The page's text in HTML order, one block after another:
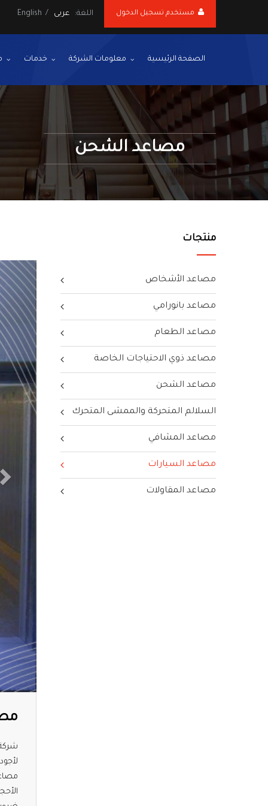
اللغة: عربى /
English
الصفحة الرئيسية معلومات الشركة خدمات
مصاعد الشحن
منتجات
مصاعد الأشخاص
مصاعد بانورامي
مصاعد الطعام
مصاعد ذوي الاحتياجات الخاصة
مصاعد الشحن
السلالم المتحركة والممشى المتحرك
مصاعد المشافي
مصاعد السيارات
مصاعد المقاولات